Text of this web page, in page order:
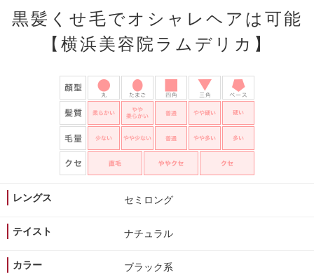
黒髪くせ毛でオシャレヘアは可能
【横浜美容院ラムデリカ】
レングス セミロング
テイスト ナチュラル
カラー ブラック系